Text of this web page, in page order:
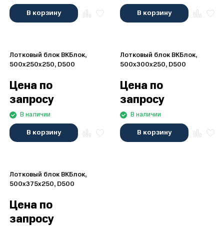
В корзину В корзину
Лотковый блок ВКБлок,
500x250x250, D500
Цена по
запросу
В наличии
В корзину
Лотковый блок ВКБлок,
500x300x250, D500
Цена по
запросу
В наличии
В корзину
Лотковый блок ВКБлок,
500x375x250, D500
Цена по
запросу